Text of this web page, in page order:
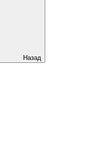
Назад